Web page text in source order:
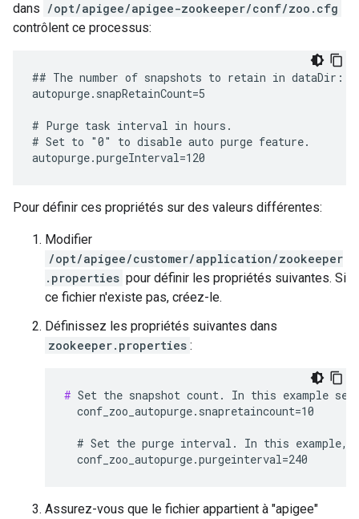
dans /opt/apigee/apigee-zookeeper/conf/zoo.cfg
contrôlent ce processus:
## The number of snapshots to retain in dataDir:
autopurge.snapRetainCount=5
# Purge task interval in hours.
# Set to "0" to disable auto purge feature.
autopurge.purgeInterval=120
Pour définir ces propriétés sur des valeurs différentes:
Modifier
/opt/apigee/customer/application/zookeeper
.properties pour définir les propriétés suivantes. Si
ce fichier n'existe pas, créez-le.
Définissez les propriétés suivantes dans
zookeeper.properties :
# Set the snapshot count. In this example
  conf_zoo_autopurge.snapretaincount=10
# Set the purge interval. In this example,
  conf_zoo_autopurge.purgeinterval=240
Assurez-vous que le fichier appartient à "apigee"